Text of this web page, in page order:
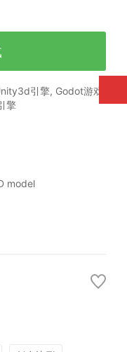
Unreal Engine，这意
节省宝贵的开发时
和纹理。
节的担架和工作灯等
/金属度/环境光遮挡等
引擎, Godot游戏
擎
model